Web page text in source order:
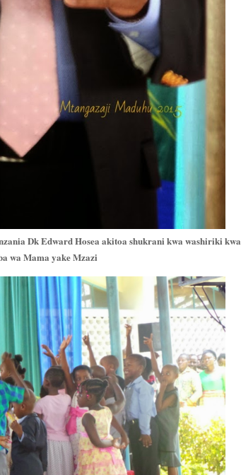
Dk Edward Hosea akitoa shukrani kwa washiriki kwa
wa Mama yake Mzazi